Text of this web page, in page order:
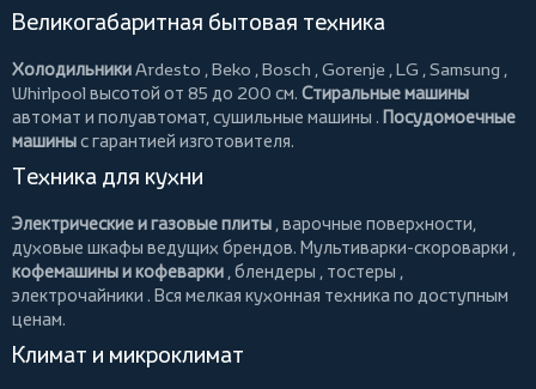
Великогабаритная бытовая техника
ХолодильникиArdesto ,Beko ,Bosch ,Gorenje ,LG ,Samsung ,
Whirlpool высотой от 85 до 200 см. Стиральные машины
автомат и полуавтомат,сушильные машины . Посудомоечные
машиныс гарантией изготовителя.
Техника для кухни
Электрические и газовые плиты , варочные поверхности,
духовые шкафы ведущих брендов. Мультиварки-скороварки ,
кофемашины и кофеварки ,блендеры , тостеры ,
электрочайники . Вся мелкая кухонная техника по доступным
ценам.
Климат и микроклимат